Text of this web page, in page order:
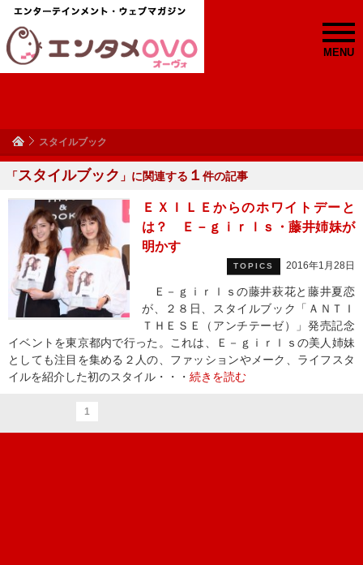
MENU
スタイルブック
「スタイルブック 」に関連する １ 件の記事
ＥＸＩＬＥからのホワイトデーと
は？ Ｅ－ｇｉｒｌｓ・藤井姉妹が
明かす
TOPICS 2016年1月28日
Ｅ－ｇｉｒｌｓの藤井萩花と藤井夏恋
が、２８日、スタイルブック「ＡＮＴＩ
ＴＨＥＳＥ（アンチテーゼ）」発売記念
イベントを東京都内で行った。これは、Ｅ－ｇｉｒｌｓの美人姉妹
としても注目を集める２人の、ファッションやメーク、ライフスタ
イルを紹介した初のスタイル・・・ 続きを読む
1